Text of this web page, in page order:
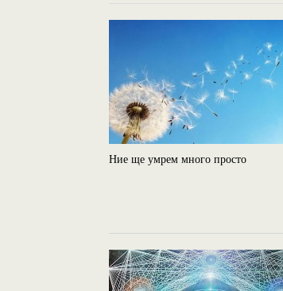
Ние ще умрем много просто